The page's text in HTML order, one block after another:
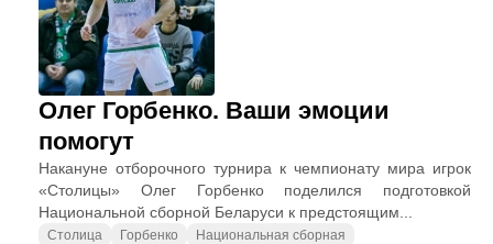
Олег Горбенко. Ваши эмоции
помогут
Накануне отборочного турнира к чемпионату мира игрок
«Столицы» Олег Горбенко поделился подготовкой
Национальной сборной Беларуси к предстоящим...
Столица Горбенко
Национальная сборная